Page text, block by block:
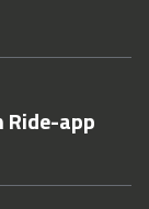
Ride-app